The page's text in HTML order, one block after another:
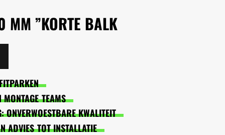
MM ”KORTE BALK
MONTAGE TEAMS
ONVERWOESTBARE KWALITEIT
ADVIES TOT INSTALLATIE